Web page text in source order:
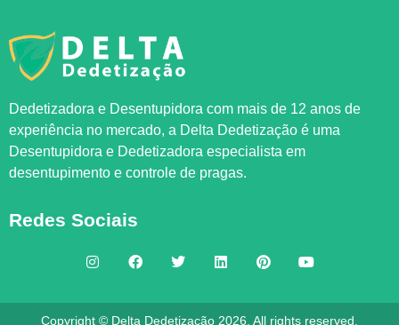
Dedetizadora e Desentupidora com mais de 12 anos de
experiência no mercado, a Delta Dedetização é uma
Desentupidora e Dedetizadora especialista em
desentupimento e controle de pragas.
Redes Sociais
Copyright © Delta Dedetização 2026. All rights reserved.